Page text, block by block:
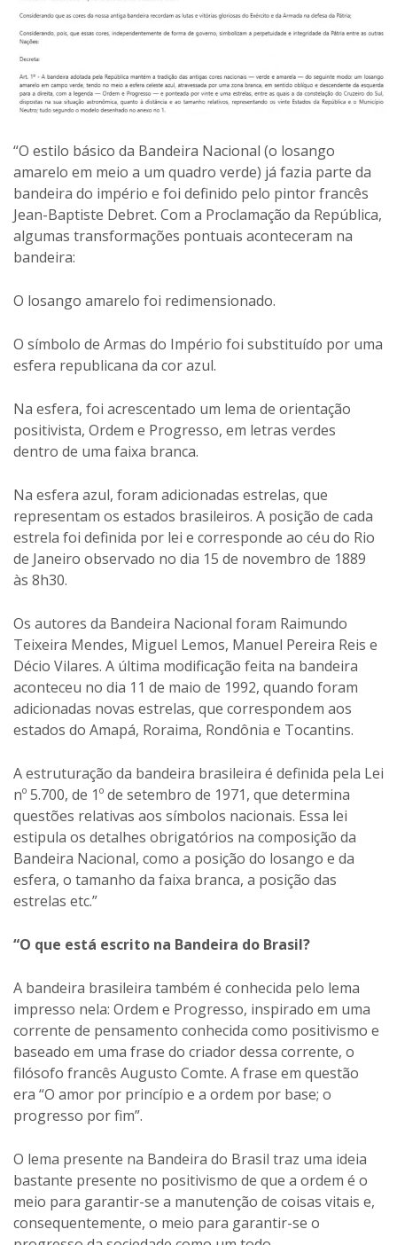
“O estilo básico da Bandeira Nacional (o losango
amarelo em meio a um quadro verde) já fazia parte da
bandeira do império e foi definido pelo pintor francês
Jean-Baptiste Debret. Com a Proclamação da República,
algumas transformações pontuais aconteceram na
bandeira:
O losango amarelo foi redimensionado.
O símbolo de Armas do Império foi substituído por uma
esfera republicana da cor azul.
Na esfera, foi acrescentado um lema de orientação
positivista, Ordem e Progresso, em letras verdes
dentro de uma faixa branca.
Na esfera azul, foram adicionadas estrelas, que
representam os estados brasileiros. A posição de cada
estrela foi definida por lei e corresponde ao céu do Rio
de Janeiro observado no dia 15 de novembro de 1889
às 8h30.
Os autores da Bandeira Nacional foram Raimundo
Teixeira Mendes, Miguel Lemos, Manuel Pereira Reis e
Décio Vilares. A última modificação feita na bandeira
aconteceu no dia 11 de maio de 1992, quando foram
adicionadas novas estrelas, que correspondem aos
estados do Amapá, Roraima, Rondônia e Tocantins.
A estruturação da bandeira brasileira é definida pela Lei
nº 5.700, de 1º de setembro de 1971, que determina
questões relativas aos símbolos nacionais. Essa lei
estipula os detalhes obrigatórios na composição da
Bandeira Nacional, como a posição do losango e da
esfera, o tamanho da faixa branca, a posição das
estrelas etc.”
“O que está escrito na Bandeira do Brasil?
A bandeira brasileira também é conhecida pelo lema
impresso nela: Ordem e Progresso, inspirado em uma
corrente de pensamento conhecida como positivismo e
baseado em uma frase do criador dessa corrente, o
filósofo francês Augusto Comte. A frase em questão
era “O amor por princípio e a ordem por base; o
progresso por fim”.
O lema presente na Bandeira do Brasil traz uma ideia
bastante presente no positivismo de que a ordem é o
meio para garantir-se a manutenção de coisas vitais e,
consequentemente, o meio para garantir-se o